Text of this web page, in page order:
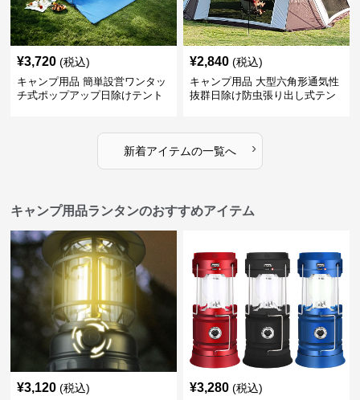
¥3,720 (税込)
キャンプ用品 簡単設営ワンタッ
チ式ポップアップ日除けテント
¥2,840 (税込)
キャンプ用品 大型六角形通気性
抜群日除け防虫張り出し式テン
新着アイテムの一覧へ ›
キャンプ用品ランタンのおすすめアイテム
¥3,120 (税込) ¥3,280 (税込)